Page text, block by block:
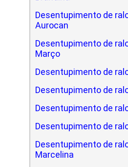
Desentupimento de
Aurocan
Desentupimento de
Março
Desentupimento de
Desentupimento de
Desentupimento de
Desentupimento de
Desentupimento de
Marcelina